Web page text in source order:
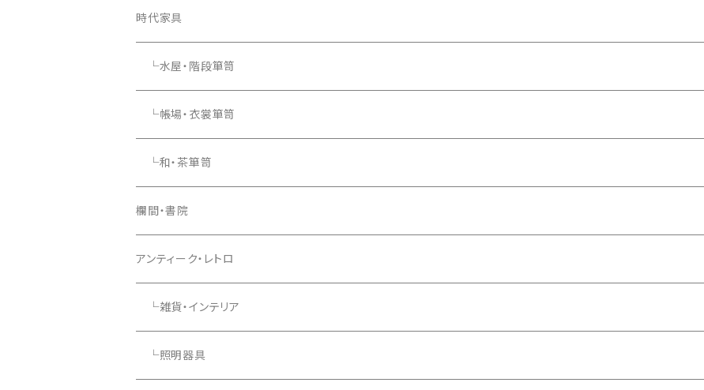
骨董品
時代家具
└水屋・階段箪笥
└帳場・衣裳箪笥
└和・茶箪笥
欄間・書院
アンティーク・レトロ
└雑貨・インテリア
└照明器具